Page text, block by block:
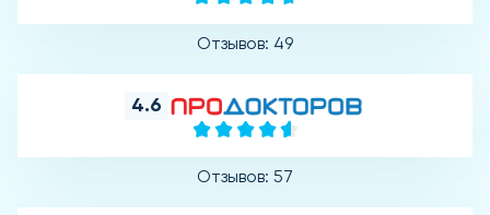
Отзывов: 49
4.6
Отзывов: 57